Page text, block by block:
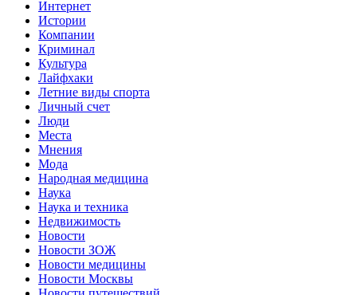
Интернет
Истории
Компании
Криминал
Культура
Лайфхаки
Летние виды спорта
Личный счет
Люди
Места
Мнения
Мода
Народная медицина
Наука
Наука и техника
Недвижимость
Новости
Новости ЗОЖ
Новости медицины
Новости Москвы